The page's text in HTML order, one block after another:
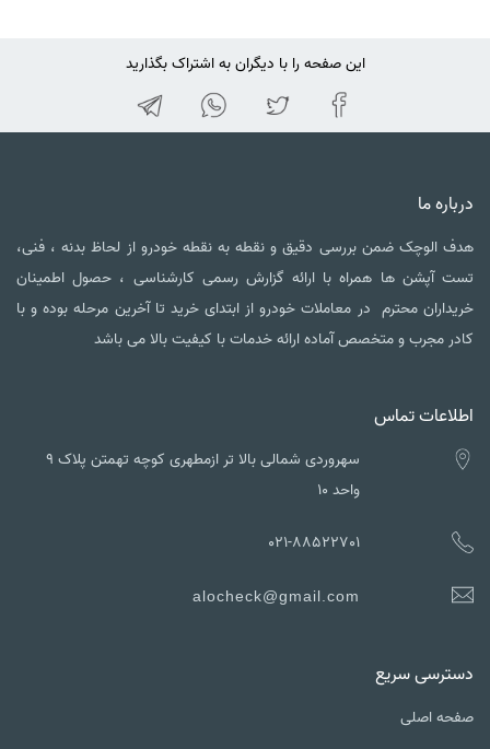
این صفحه را با دیگران به اشتراک بگذارید
درباره ما
هدف الوچک ضمن بررسی دقیق و نقطه به نقطه خودرو از لحاظ بدنه ، فنی،
تست آپشن ها همراه با ارائه گزارش رسمی کارشناسی ، حصول اطمینان
خریداران محترم در معاملات خودرو از ابتدای خرید تا آخرین مرحله بوده و با
کادر مجرب و متخصص آماده ارائه خدمات با کیفیت بالا می باشد
اطلاعات تماس
سهروردی شمالی بالا تر ازمطهری کوچه تهمتن پلاک ۹
واحد ۱۰
021-88522701
alocheck@gmail.com
دسترسی سریع
صفحه اصلی